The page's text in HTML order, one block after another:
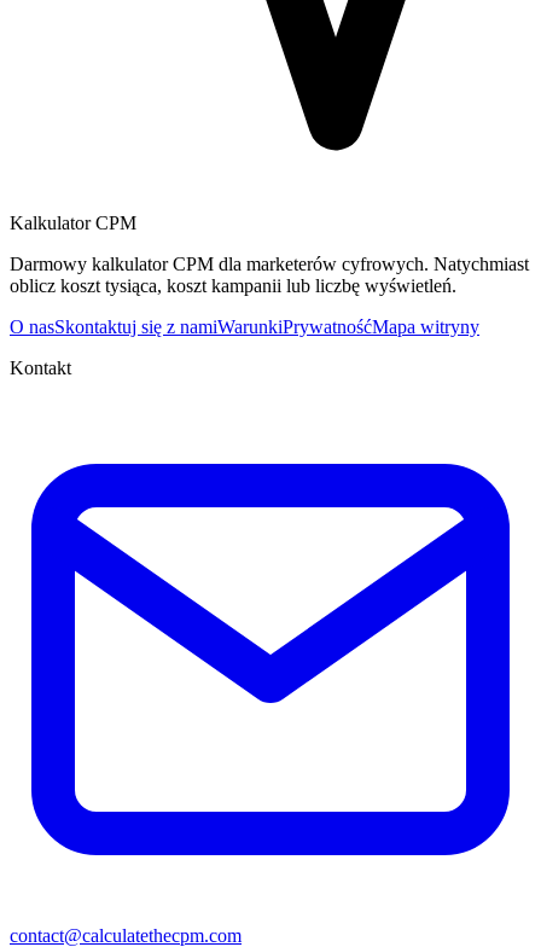
Kalkulator CPM
Darmowy kalkulator CPM dla marketerów cyfrowych. Natychmiast
oblicz koszt tysiąca, koszt kampanii lub liczbę wyświetleń.
O nasSkontaktuj się z namiWarunkiPrywatnośćMapa witryny
Kontakt
contact@calculatethecpm.com